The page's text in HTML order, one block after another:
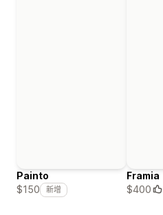
Painto
$150
新增
Framia
$400